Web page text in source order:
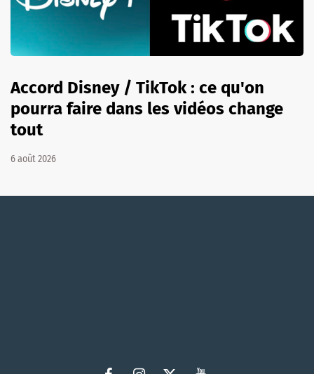
Accord Disney / TikTok : ce qu'on
pourra faire dans les vidéos change
tout
6 août 2026